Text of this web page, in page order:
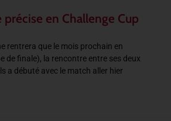
précise en Challenge Cup
rentrera que le mois prochain en
de finale), la rencontre entre ses deux
a débuté avec le match aller hier